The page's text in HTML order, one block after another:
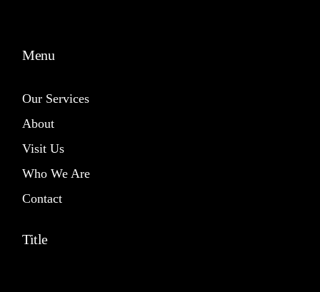
Menu
Our Services
About
Visit Us
Who We Are
Contact
Title